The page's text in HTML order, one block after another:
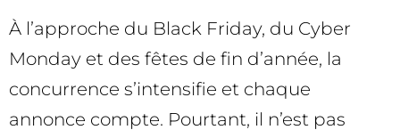
À l’approche du Black Friday, du Cyber
Monday et des fêtes de fin d’année, la
concurrence s’intensifie et chaque
annonce compte. Pourtant, il n’est pas